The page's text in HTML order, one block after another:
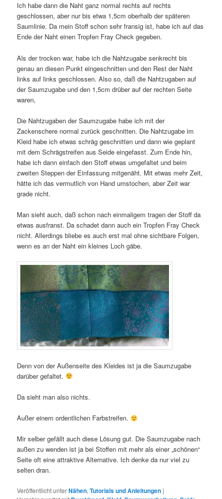
Ich habe dann die Naht ganz normal rechts auf rechts
geschlossen, aber nur bis etwa 1,5cm oberhalb der späteren
Saumlinie. Da mein Stoff schon sehr fransig ist, habe ich auf das
Ende der Naht einen Tropfen Fray Check gegeben.
Als der trocken war, habe ich die Nahtzugabe senkrecht bis
genau an diesen Punkt eingeschnitten und den Rest der Naht
links auf links geschlossen. Also so, daß die Nahtzugaben auf
der Saumzugabe und den 1,5cm drüber auf der rechten Seite
waren,
Die Nahtzugaben der Saumzugabe habe ich mit der
Zackenschere normal zurück geschnitten. Die Nahtzugabe im
Kleid habe ich etwas schräg geschnitten und dann wie geplant
mit dem Schrägstreifen aus Seide eingefasst. Zum Ende hin,
habe ich dann einfach den Stoff etwas umgefaltet und beim
zweiten Steppen der Einfassung mitgenäht. Mit etwas mehr Zeit,
hätte ich das vermutlich von Hand umstochen, aber Zeit war
grade nicht.
Man sieht auch, daß schon nach einmaligem tragen der Stoff da
etwas ausfranst. Da schadet dann auch ein Tropfen Fray Check
nicht. Allerdings bliebe es auch erst mal ohne sichtbare Folgen,
wenn es an der Naht ein kleines Loch gäbe.
Denn von der Außenseite des Kleides ist ja die Saumzugabe
darüber gefaltet.
Da sieht man also nichts.
Außer einem ordentlichen Farbstreifen.
Mir selber gefällt auch diese Lösung gut. Die Saumzugabe nach
außen zu wenden ist ja bei Stoffen mit mehr als einer „schönen“
Seite oft eine attraktive Alternative. Ich denke da nur viel zu
selten dran.
Veröffentlicht unterNähen,Tutorials und Anleitungen |